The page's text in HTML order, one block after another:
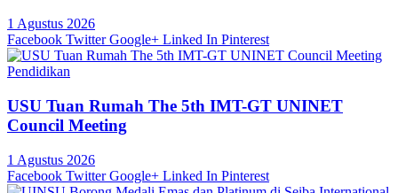
1 Agustus 2026
Facebook Twitter Google+ Linked In Pinterest
Pendidikan
USU Tuan Rumah The 5th IMT-GT UNINET
Council Meeting
1 Agustus 2026
Facebook Twitter Google+ Linked In Pinterest